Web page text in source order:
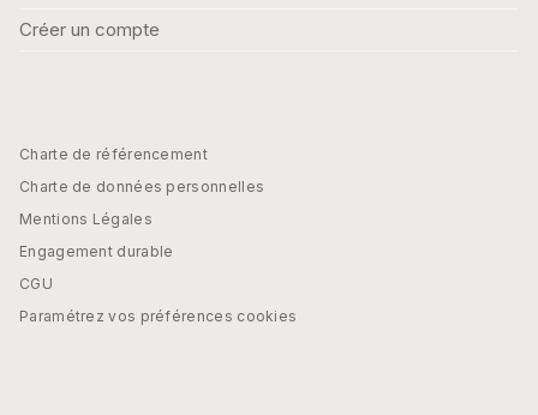
Créer un compte
Charte de référencement
Charte de données personnelles
Mentions Légales
Engagement durable
CGU
Paramétrez vos préférences cookies